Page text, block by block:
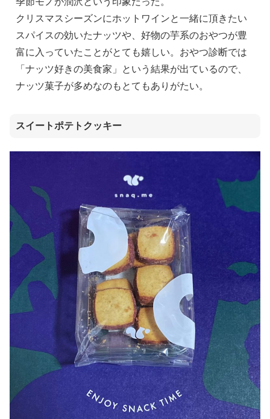
クリスマスシーズンにホットワインと一緒に頂きたい
スパイスの効いたナッツや、好物の芋系のおやつが豊
富に入っていたことがとても嬉しい。おやつ診断では
「ナッツ好きの美食家」という結果が出ているので、
ナッツ菓子が多めなのもとてもありがたい。
スイートポテトクッキー